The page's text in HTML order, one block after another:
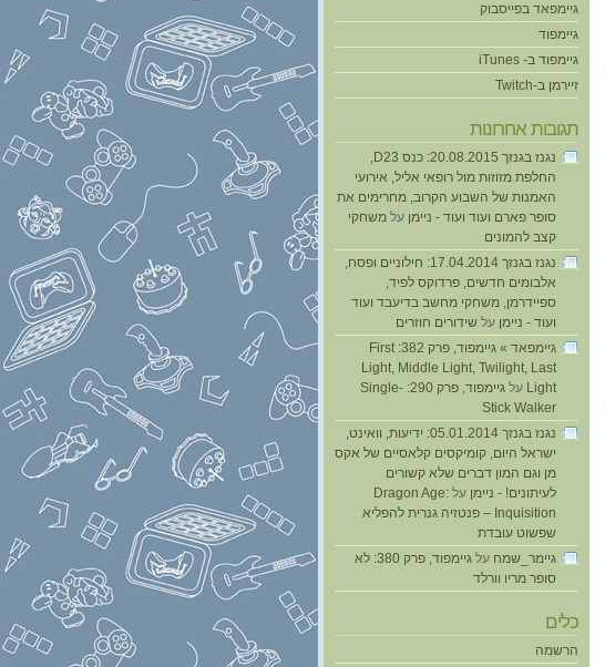
גיימפאד בפייסבוק
גיימפוד
גיימפוד ב- iTunes
זיירמן ב-Twitch
תגובות אחרונות
נגנז בגנזך 20.08.2015: כנס D23,
החלפת מזוזות מול רופאי אליל, אירועי
האמנות של השבוע הקרוב, מחרימים את
סופר פארם ועוד ועוד - ניימן על משחקי
קצב להמונים
נגנז בגנזך 17.04.2014: חילוניים ופסח,
אלבומים חדשים, פרדוקס לפיד,
ספיידרמן, משחקי מחשב בדיעבד ועוד
ועוד - ניימן על שידורים חוזרים
גיימפאד » גיימפוד, פרק 382: First
Light, Middle Light, Twilight, Last
Light על
גיימפוד, פרק 290: Single-
Stick Walker
נגנז בגנזך 05.01.2014: ידיעות, וואינט,
ישראל היום, קומיקסים קלאסיים של אקס
מן וגם המון דברים שלא קשורים
לעיתונים! - ניימן על Dragon Age:
Inquisition – פנטזיה גנרית להפליא
שפשוט עובדת
גיימר_שמח על
גיימפוד, פרק 380: לא
סופר מריו וורלד
כלים
הרשמה